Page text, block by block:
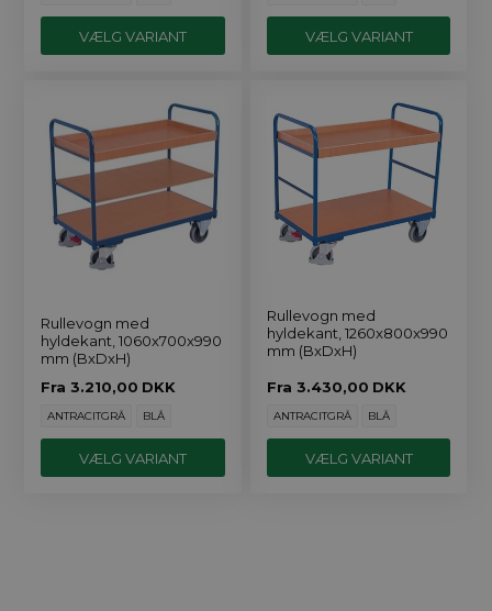
VÆLG VARIANT VÆLG VARIANT
Rullevogn med
hyldekant, 1060x700x990
mm (BxDxH)
Fra 3.210,00 DKK
ANTRACITGRÅ BLÅ
VÆLG VARIANT
Rullevogn med
hyldekant, 1260x800x990
mm (BxDxH)
Fra 3.430,00 DKK
ANTRACITGRÅ BLÅ
VÆLG VARIANT